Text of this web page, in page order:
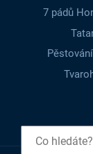
7 pádů